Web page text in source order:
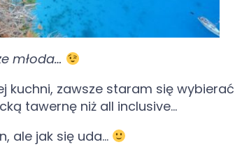
młoda…
kuchni, zawsze staram się wybierać
tawernę niż all inclusive…
ale jak się uda…